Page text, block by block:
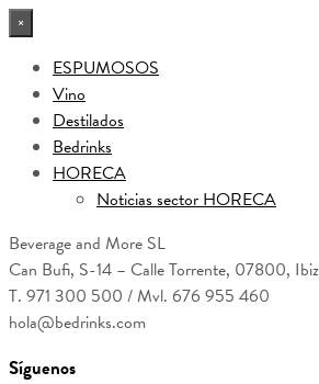
×
ESPUMOSOS
Vino
Destilados
Bedrinks
HORECA
Noticias sector HORECA
Beverage and More SL
Can Bufi, S-14 – Calle Torrente, 07800,
T. 971 300 500 / Mvl. 676 955 460
hola@bedrinks.com
Síguenos